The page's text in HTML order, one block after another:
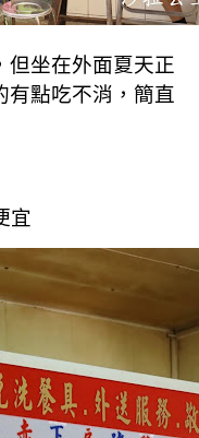
但坐在外面夏天正
有點吃不消，簡直
宜